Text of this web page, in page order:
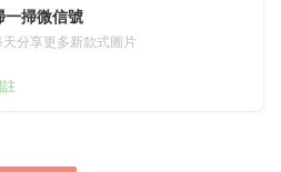
一掃微信號
分享更多新款式圖片